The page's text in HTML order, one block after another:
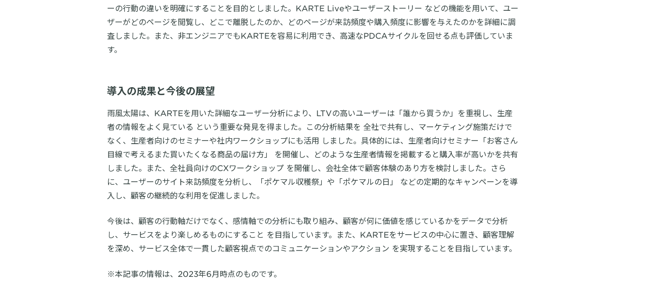
ーの行動の違いを明確にすることを目的としました。KARTE Liveやユーザーストーリー などの機能を用いて、ユー
ザーがどのページを閲覧し、どこで離脱したのか、どのページが来訪頻度や購入頻度に影響を与えたのかを詳細に調
査しました。また、非エンジニアでもKARTEを容易に利用でき、高速なPDCAサイクルを回せる点も評価していま
す。
導入の成果と今後の展望
雨風太陽は、KARTEを用いた詳細なユーザー分析により、LTVの高いユーザーは「誰から買うか」を重視し、生産
者の情報をよく見ている という重要な発見を得ました。この分析結果を 全社で共有し、マーケティング施策だけで
なく、生産者向けのセミナーや社内ワークショップにも活用 しました。具体的には、生産者向けセミナー「お客さん
目線で考えるまた買いたくなる商品の届け方」 を開催し、どのような生産者情報を掲載すると購入率が高いかを共有
しました。また、全社員向けのCXワークショップ を開催し、会社全体で顧客体験のあり方を検討しました。さら
に、ユーザーのサイト来訪頻度を分析し、「ポケマル収穫祭」や「ポケマルの日」 などの定期的なキャンペーンを導
入し、顧客の継続的な利用を促進しました。
今後は、顧客の行動軸だけでなく、感情軸での分析にも取り組み、顧客が何に価値を感じているかをデータで分析
し、サービスをより楽しめるものにすること を目指しています。また、KARTEをサービスの中心に置き、顧客理解
を深め、サービス全体で一貫した顧客視点でのコミュニケーションやアクション を実現することを目指しています。
※本記事の情報は、2023年6月時点のものです。